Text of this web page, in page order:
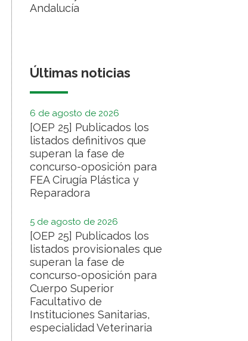
Andalucía
Últimas noticias
6 de agosto de 2026
[OEP 25] Publicados los
listados definitivos que
superan la fase de
concurso-oposición para
FEA Cirugía Plástica y
Reparadora
5 de agosto de 2026
[OEP 25] Publicados los
listados provisionales que
superan la fase de
concurso-oposición para
Cuerpo Superior
Facultativo de
Instituciones Sanitarias,
especialidad Veterinaria